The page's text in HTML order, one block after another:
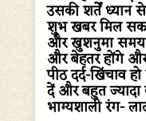
उसकी शर्तें ध्यान
शुभ खबर मिल
और खुशनुमा समय
और बेहतर होंगे
पीठ दर्द-खिंचाव
दें और बहुत
भाग्यशाली रंग-